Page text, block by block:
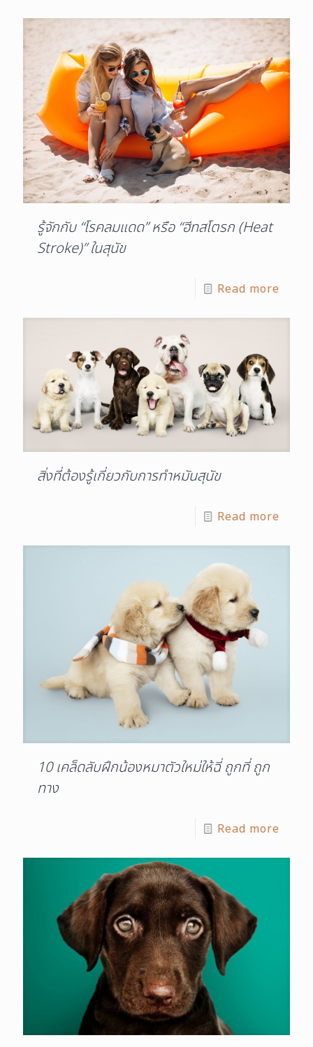
รู้จักกับ “โรคลมแดด” หรือ “ฮีทสโตรก (Heat
Stroke)” ในสุนัข
Read more
สิ่งที่ต้องรู้เกี่ยวกับการทำหมันสุนัข
Read more
10 เคล็ดลับฝึกน้องหมาตัวใหม่ให้ฉี่ ถูกที่ ถูก
ทาง
Read more